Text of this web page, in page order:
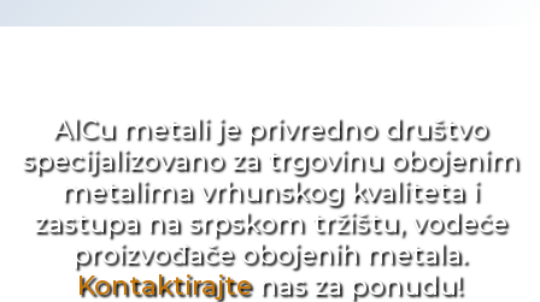
AlCu metali je privredno društvo
specijalizovano za trgovinu obojenim
metalima vrhunskog kvaliteta i
zastupa na srpskom tržištu, vodeće
proizvođače obojenih metala.
Kontaktirajtenas za ponudu!